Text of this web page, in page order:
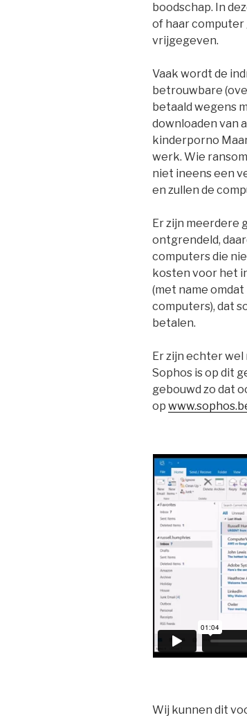
boodschap. In
of haar
vrijgegeven.
Vaak wordt de
betrouwbare
betaald wegens
downloaden van
kinderporno
werk. Wie
niet ineens een
en zullen de
Er zijn meerdere
ontgrendeld,
computers die
kosten voor het
(met name
computers), dat
betalen.
Er zijn echter
Sophos is op dit
gebouwd zo dat
op
Wij kunnen dit